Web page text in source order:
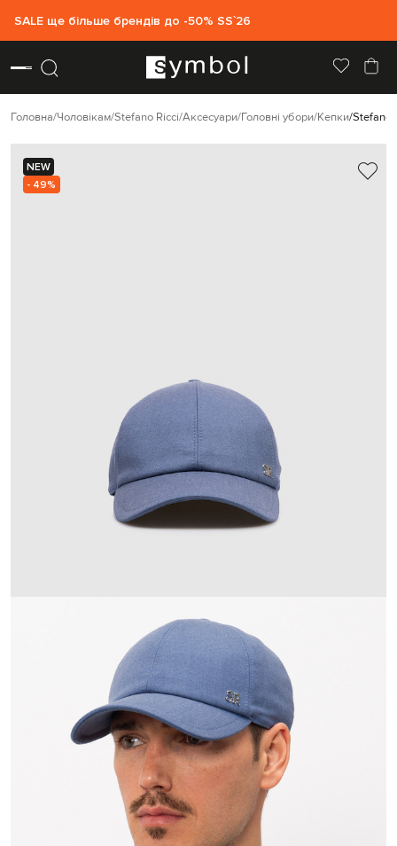
SALE ще більше брендів до -50% SS`26
Головна Чоловікам Stefano Ricci Аксесуари Головні убори Кепки Stefano
NEW
- 49%